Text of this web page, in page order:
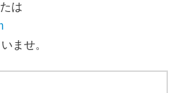
は
ませ。